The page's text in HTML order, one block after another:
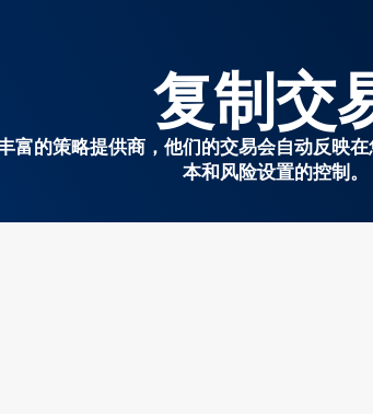
复制交
富的策略提供商，他们的交易会自动反映
本和风险设置的控制。